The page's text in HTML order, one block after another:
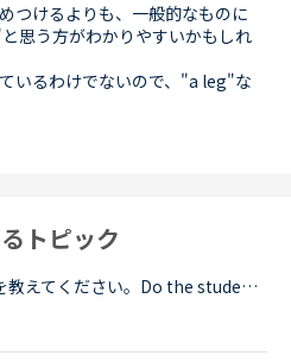
つけるよりも、一般的なものに
思う方がわかりやすいかもしれ
いるわけでないので、"a leg"な
トピック
カランの教材の下記2文の訳を教えてください。Do the students precede the teacher out of theclassroom after the lesson?No, the students don't precede the teacher out ofthe classroom after the lesson; ...